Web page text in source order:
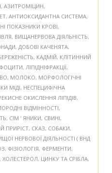
, АЗИТРОМІЦИН,
, АНТИОКСИДАНТНА СИСТЕМА,
ПОКАЗНИКИ КРОВІ,
, ВИЩАНЕРВОВА ДІЯЛЬНІСТЬ,
, ДОБОВІ КАЧЕНЯТА,
, КАДМІЙ, КЛІТИННИЙ
, ЛІПІДНІФРАКЦІЇ,
, МОЛОКО, МОРФОЛОГІЧНІ
МІДІ, НЕСПЕЦИФІЧНА
ОКИСЛЕННЯ ЛІПІДІВ,
ВІДМІННОСТІ,
, СІМ ’ ЯНИКИ, СВИНІ,
ПРИРІСТ, СКАЗ, СОБАКИ,
НЕРВОВОЇ ДІЯЛЬНОСТІ ( ВНД
, ФІЗІОЛОГІЯ, ФЕРМЕНТИ,
, ХОЛЕСТЕРОЛ, ЦИНКУ ТА СРІБЛА,